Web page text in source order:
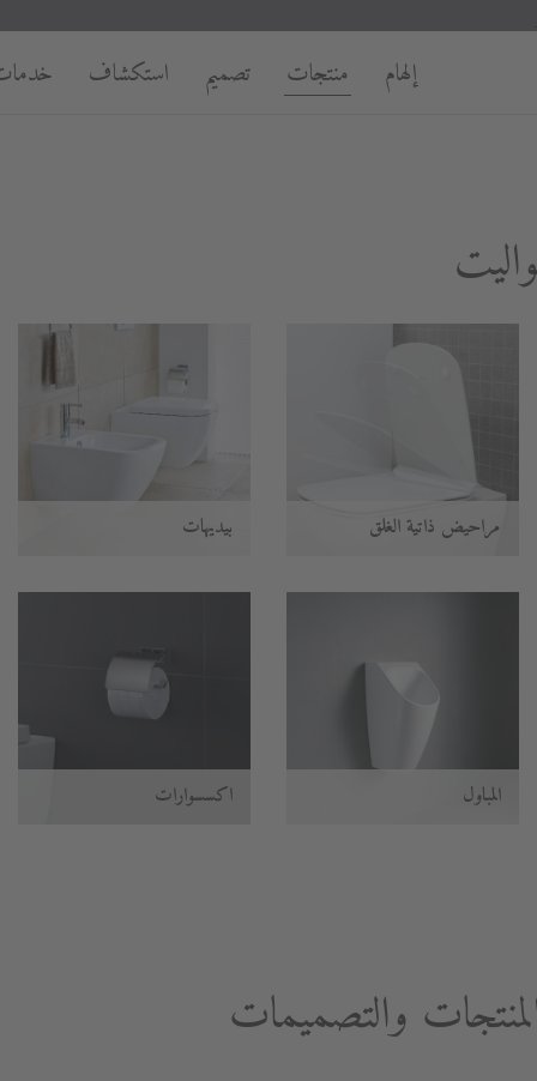
إلهام منتجات تصميم استكشاف
مراحيض ذاتية الغلق بيديهات
المباول اكسسوارات
والتصميمات